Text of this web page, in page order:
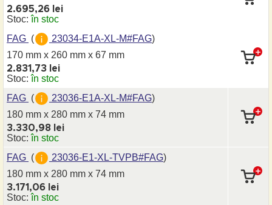
2.695,26 lei
Stoc:în stoc
FAG ( 23034-E1A-XL-M#FAG)
170 mm x 260 mm x 67 mm
2.831,73 lei
Stoc:în stoc
FAG ( 23036-E1A-XL-M#FAG)
180 mm x 280 mm x 74 mm
3.330,98 lei
Stoc:în stoc
FAG ( 23036-E1-XL-TVPB#FAG)
180 mm x 280 mm x 74 mm
3.171,06 lei
Stoc:în stoc